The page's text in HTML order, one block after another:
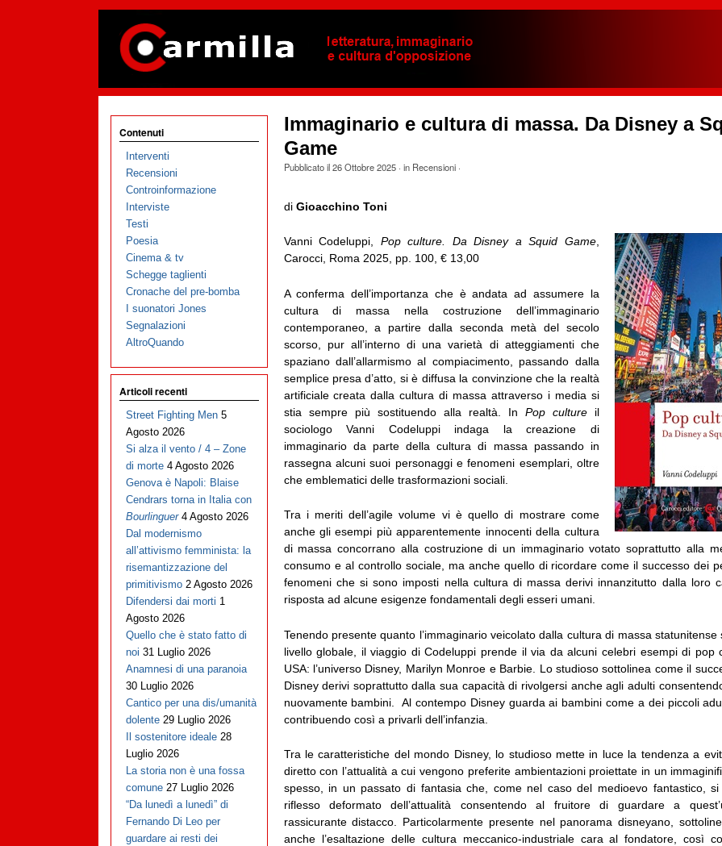
Immaginario e cultura di massa. Da Disney a
Game
Pubblicato il26 Ottobre 2025· in Recensioni·
di Gioacchino Toni
Vanni Codeluppi, Pop culture. Da Disney a Squid Game,
Carocci, Roma 2025, pp. 100, € 13,00
A conferma dell’importanza che è andata ad assumere la
cultura di massa nella costruzione dell’immaginario
contemporaneo, a partire dalla seconda metà del secolo
scorso, pur all’interno di una varietà di atteggiamenti che
spaziano dall’allarmismo al compiacimento, passando dalla
semplice presa d’atto, si è diffusa la convinzione che la realtà
artificiale creata dalla cultura di massa attraverso i media si
stia sempre più sostituendo alla realtà. In Pop cultureil
sociologo Vanni Codeluppi indaga la creazione di
immaginario da parte della cultura di massa passando in
rassegna alcuni suoi personaggi e fenomeni esemplari, oltre
che emblematici delle trasformazioni sociali.
Tra i meriti dell’agile volume vi è quello di mostrare come
anche gli esempi più apparentemente innocenti della cultura
di massa concorrano alla costruzione di un immaginario votato soprattutto alla
consumo e al controllo sociale, ma anche quello di ricordare come il successo dei
fenomeni che si sono imposti nella cultura di massa derivi innanzitutto dalla loro
risposta ad alcune esigenze fondamentali degli esseri umani.
Tenendo presente quanto l’immaginario veicolato dalla cultura di massa statunitense
livello globale, il viaggio di Codeluppi prende il via da alcuni celebri esempi di pop
USA: l’universo Disney, Marilyn Monroe e Barbie. Lo studioso sottolinea come il
Disney derivi soprattutto dalla sua capacità di rivolgersi anche agli adulti
nuovamente bambini. Al contempo Disney guarda ai bambini come a dei piccoli
contribuendo così a privarli dell’infanzia.
Tra le caratteristiche del mondo Disney, lo studioso mette in luce la tendenza a
diretto con l’attualità a cui vengono preferite ambientazioni proiettate in un
spesso, in un passato di fantasia che, come nel caso del medioevo fantastico,
riflesso deformato dell’attualità consentendo al fruitore di guardare a
rassicurante distacco. Particolarmente presente nel panorama disneyano,
anche l’esaltazione delle cultura meccanico-industriale cara al fondatore, così
Contenuti
Interventi
Recensioni
Controinformazione
Interviste
Testi
Poesia
Cinema & tv
Schegge taglienti
Cronache del pre-bomba
I suonatori Jones
Segnalazioni
AltroQuando
Articoli recenti
Street Fighting Men 5
Agosto 2026
Si alza il vento / 4 – Zone
di morte 4 Agosto 2026
Genova è Napoli: Blaise
Cendrars torna in Italia con
Bourlinguer 4 Agosto 2026
Dal modernismo
all’attivismo femminista: la
risemantizzazione del
primitivismo 2 Agosto 2026
Difendersi dai morti 1
Agosto 2026
Quello che è stato fatto di
noi 31 Luglio 2026
Anamnesi di una paranoia
30 Luglio 2026
Cantico per una dis/umanità
dolente 29 Luglio 2026
Il sostenitore ideale 28
Luglio 2026
La storia non è una fossa
comune 27 Luglio 2026
“Da lunedì a lunedì” di
Fernando Di Leo per
guardare ai resti dei